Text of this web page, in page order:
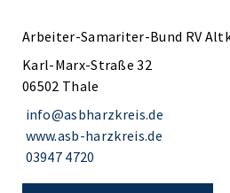
Arbeiter-Samariter-Bund RV
Karl-Marx-Straße 32
06502 Thale
info@asbharzkreis.de
www.asb-harzkreis.de
03947 4720